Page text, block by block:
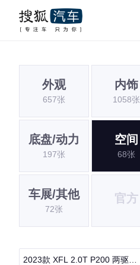
外观
657张
内饰
1058张
底盘/动力
197张
空间
68张
车展/其他
72张
官方
2023款 XFL 2.0T P200 两驱精